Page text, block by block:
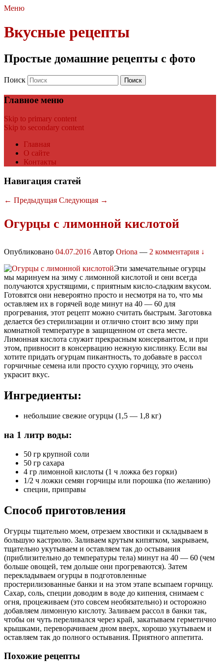
Меню
Вкусные рецепты
Простые домашние рецепты с фото
Поиск
Главное меню
Skip to primary content
Skip to secondary content
Главная
О сайте
Контакты
Навигация статей
← Предыдущая Следующая →
Огурцы с лимонной кислотой
Опубликовано 04.07.2016 Автор Oriona — 2 комментария ↓
Эти замечательные огурцы
мы маринуем на зиму с лимонной кислотой и они всегда
получаются хрустящими, с приятным кисло-сладким вкусом.
Готовятся они невероятно просто и несмотря на то, что мы
оставляем их в горячей воде минут на 40 — 60 для
прогревания, этот рецепт можно считать быстрым. Заготовка
делается без стерилизации и отлично стоит всю зиму при
комнатной температуре в защищенном от света месте.
Лимонная кислота служит прекрасным консервантом, и при
этом, привносит в консервацию нежную кислинку. Если вы
хотите придать огурцам пикантность, то добавьте в рассол
горчичные семена или просто сухую горчицу, это очень
украсит вкус.
Ингредиенты:
небольшие свежие огурцы (1,5 — 1,8 кг)
на 1 литр воды:
50 гр крупной соли
50 гр сахара
4 гр лимонной кислоты (1 ч ложка без горки)
1/2 ч ложки семян горчицы или порошка (по желанию)
специи, приправы
Способ приготовления
Огурцы тщательно моем, отрезаем хвостики и складываем в
большую кастрюлю. Заливаем крутым кипятком, закрываем,
тщательно укутываем и оставляем так до остывания
(приблизительно до температуры тела) минут на 40 — 60 (чем
больше овощей, тем дольше они прогреваются). Затем
перекладываем огурцы в подготовленные
простерилизованные банки и на этом этапе всыпаем горчицу.
Сахар, соль, специи доводим в воде до кипения, снимаем с
огня, процеживаем (это совсем необязательно) и осторожно
добавляем лимонную кислоту. Заливаем рассол в банки так,
чтобы он чуть переливался через край, закатываем герметично
крышками, переворачиваем дном вверх, хорошо укутываем и
оставляем так до полного остывания. Приятного аппетита.
Похожие рецепты